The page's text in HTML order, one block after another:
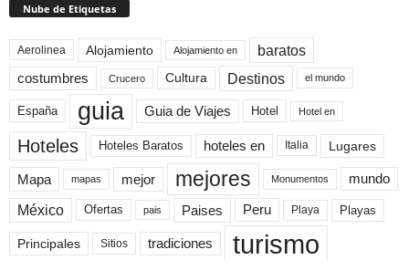
Nube de Etiquetas
Aerolinea Alojamiento Alojamiento en baratos
costumbres Crucero Cultura Destinos el mundo
España guia Guia de Viajes Hotel Hotel en
Hoteles Hoteles Baratos hoteles en Italia Lugares
Mapa mapas mejor mejores Monumentos mundo
México Ofertas pais Paises Peru Playa Playas
Principales Sitios tradiciones turismo